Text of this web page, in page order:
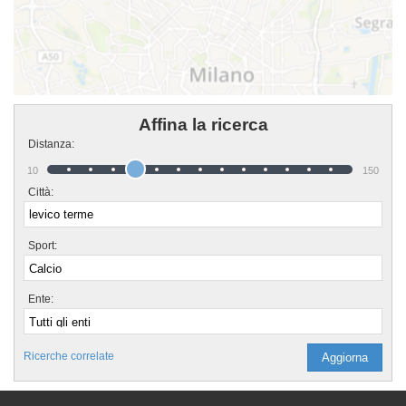
Affina la ricerca
Distanza:
10 150
Città:
Sport:
Ente:
Ricerche correlate